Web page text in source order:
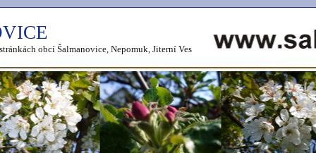
obcí Šalmanovice, Nepomuk, Jiterní Ves